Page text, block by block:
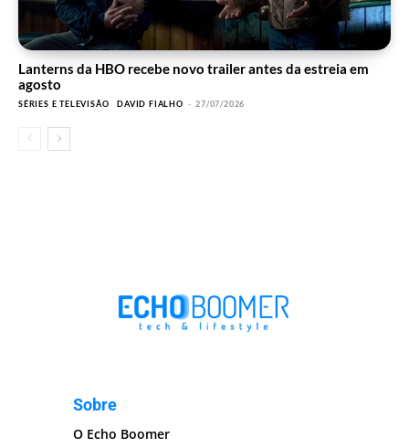
Lanterns da HBO recebe novo trailer antes da estreia em
agosto
SÉRIES E TELEVISÃO DAVID FIALHO - 27/07/2026
Sobre
O Echo Boomer